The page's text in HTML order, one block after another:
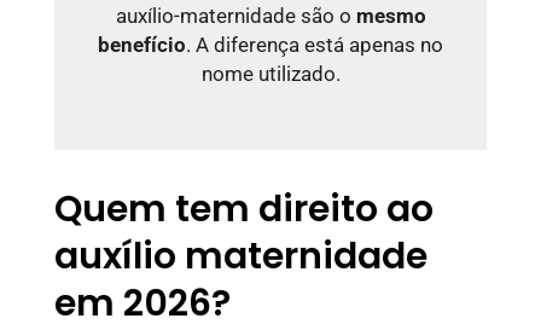
auxílio-maternidade são o mesmo
benefício. A diferença está apenas no
nome utilizado.
Quem tem direito ao
auxílio maternidade
em 2026?